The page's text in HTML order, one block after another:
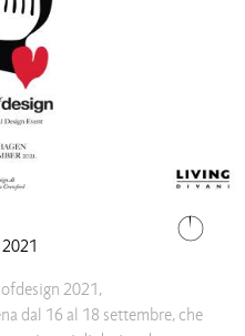
2021,
dal 16 al 18 settembre, che